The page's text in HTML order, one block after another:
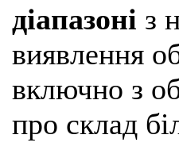
діапазоні з
виявлення
включно з
про склад